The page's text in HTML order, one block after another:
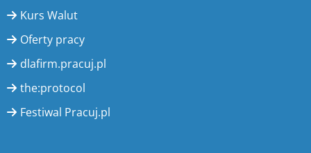
Kurs Walut
Oferty pracy
dlafirm.pracuj.pl
the:protocol
Festiwal Pracuj.pl